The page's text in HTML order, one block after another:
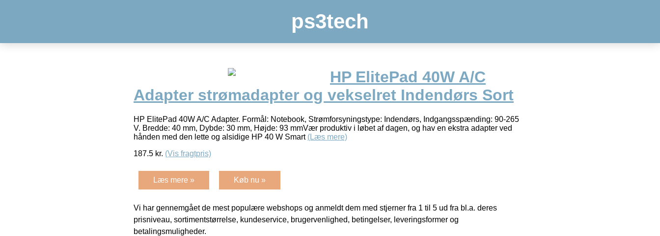
ps3tech
HP ElitePad 40W A/C
Adapter strømadapter og vekselret Indendørs Sort
HP ElitePad 40W A/C Adapter. Formål: Notebook, Strømforsyningstype: Indendørs, Indgangsspænding: 90-265
V. Bredde: 40 mm, Dybde: 30 mm, Højde: 93 mmVær produktiv i løbet af dagen, og hav en ekstra adapter ved
hånden med den lette og alsidige HP 40 W Smart (Læs mere)
187.5 kr. (Vis fragtpris)
Læs mere » Køb nu »
Vi har gennemgået de mest populære webshops og anmeldt dem med stjerner fra 1 til 5 ud fra bl.a. deres
prisniveau, sortimentstørrelse, kundeservice, brugervenlighed, betingelser, leveringsformer og
betalingsmuligheder.